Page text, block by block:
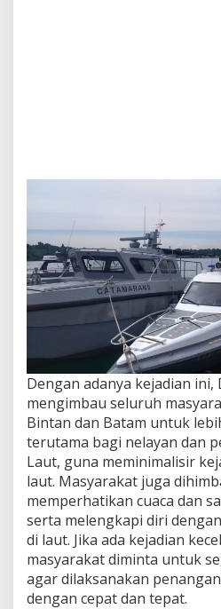
Dengan adanya kejadian ini,
mengimbau seluruh
Bintan dan Batam untuk
terutama bagi nelayan dan
Laut, guna meminimalisir
laut. Masyarakat juga
memperhatikan cuaca dan
serta melengkapi diri
di laut. Jika ada kejadian
masyarakat diminta untuk
agar dilaksanakan
dengan cepat dan tepat.